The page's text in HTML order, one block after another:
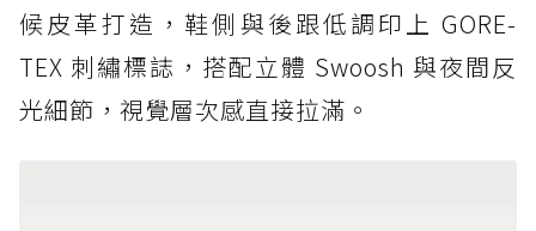
候皮革打造，鞋側與後跟低調印上 GORE-
TEX 刺繡標誌，搭配立體 Swoosh 與夜間反
光細節，視覺層次感直接拉滿。